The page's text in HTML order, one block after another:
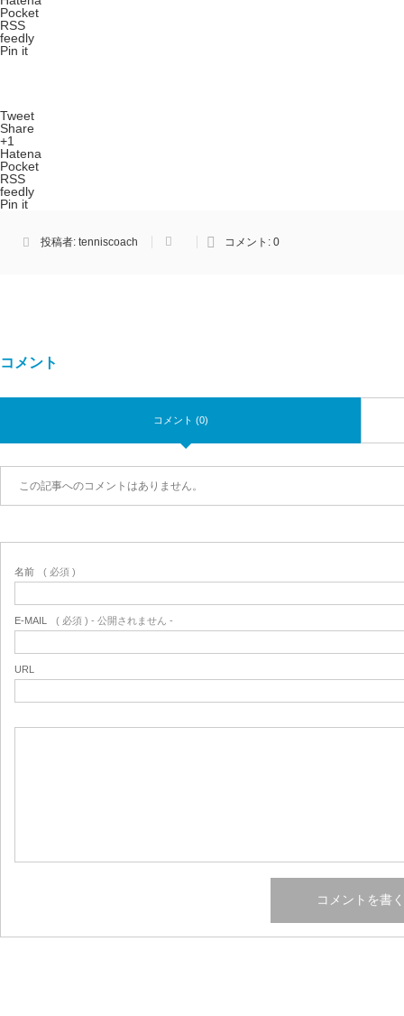
Pocket
RSS
feedly
Pin it
Tweet
Share
+1
Hatena
Pocket
RSS
feedly
Pin it
投稿者: tenniscoach コメント: 0
コメント
コメント (0)
この記事へのコメントはありません。
名前 ( 必須 )
E-MAIL ( 必須 ) - 公開されません -
URL